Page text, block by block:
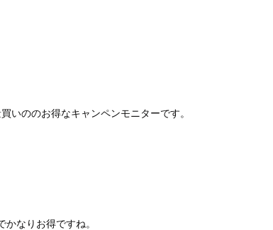
いののお得なキャンペンモニターです。
なりお得ですね。